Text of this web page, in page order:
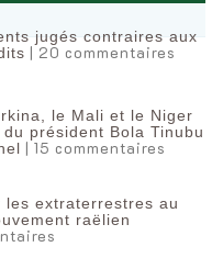
jugés contraires aux
| 20 commentaires
le Mali et le Niger
président Bola Tinubu
| 15 commentaires
les extraterrestres au
raëlien